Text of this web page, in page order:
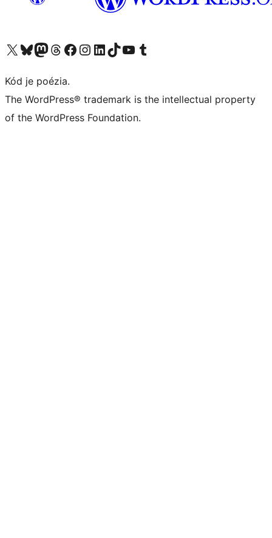
Navštívte náš účet na X (predtým Twitter)
Navštívte náš účet na platforme Bluesky
Navštívte náš účet na Mastodone
Navštívte náš účet na platforme Threads
Navštívte našu stránku na Facebooku
Navštívte náš účet Instagram
Navštívte náš účet LinkedIn
Navštívte náš účet na platforme TikTok
Navštívte náš kanál YouTube
Navštívte náš účet na platforme Tumblr
Kód je poézia.
The WordPress® trademark is the intellectual property
of the WordPress Foundation.